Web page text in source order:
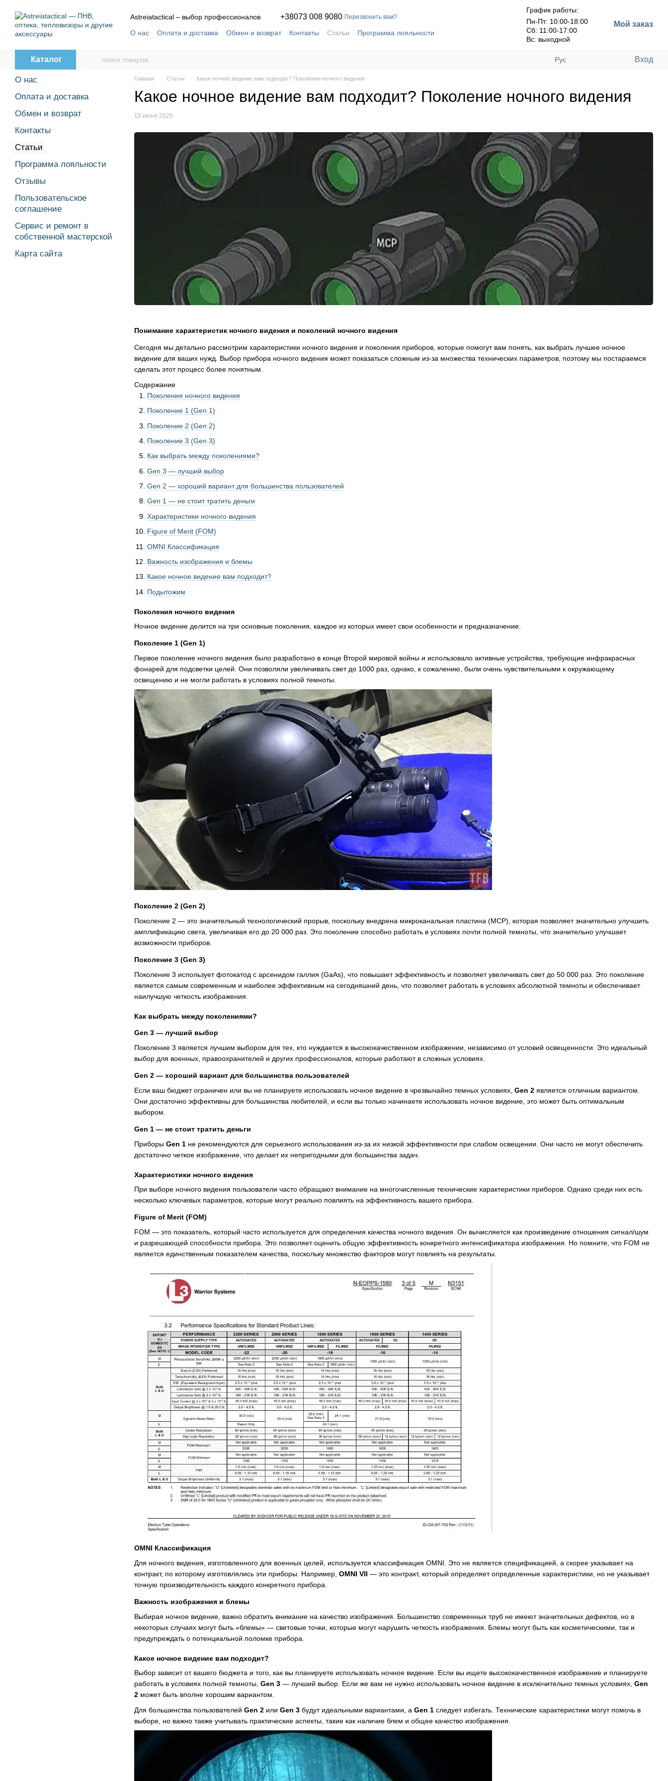
Astreiatactical – выбор профессионалов
+38073 008 9080 Перезвонить вам?
О нас Оплата и доставка Обмен и возврат Контакты Статьи
Программа лояльности
График работы:
Пн-Пт: 10:00-18:00
Сб: 11:00-17:00
Вс: выходной
Мой заказ
Каталог Рус Вход
Главная Статьи Какое ночное видение вам подходит? Поколение ночного видения
Какое ночное видение вам подходит? Поколение ночного видения
10 июня 2025
Понимание характеристик ночного видения и поколений ночного видения
Сегодня мы детально рассмотрим характеристики ночного видения и поколения приборов, которые помогут вам понять, как выбрать лучшее ночное
видение для ваших нужд. Выбор прибора ночного видения может показаться сложным из-за множества технических параметров, поэтому мы постараемся
сделать этот процесс более понятным.
Содержание
Поколения ночного видения
Поколение 1 (Gen 1)
Поколение 2 (Gen 2)
Поколение 3 (Gen 3)
Как выбрать между поколениями?
Gen 3 — лучший выбор
Gen 2 — хороший вариант для большинства пользователей
Gen 1 — не стоит тратить деньги
Характеристики ночного видения
Figure of Merit (FOM)
OMNI Классификация
Важность изображения и блемы
Какое ночное видение вам подходит?
Подытожим
Поколения ночного видения
Ночное видение делится на три основные поколения, каждое из которых имеет свои особенности и предназначение.
Поколение 1 (Gen 1)
Первое поколение ночного видения было разработано в конце Второй мировой войны и использовало активные устройства, требующие инфракрасных
фонарей для подсветки целей. Они позволяли увеличивать свет до 1000 раз, однако, к сожалению, были очень чувствительными к окружающему
освещению и не могли работать в условиях полной темноты.
Поколение 2 (Gen 2)
Поколение 2 — это значительный технологический прорыв, поскольку внедрена микроканальная пластина (MCP), которая позволяет значительно улучшить
амплификацию света, увеличивая его до 20 000 раз. Это поколение способно работать в условиях почти полной темноты, что значительно улучшает
возможности приборов.
Поколение 3 (Gen 3)
Поколение 3 использует фотокатод с арсенидом галлия (GaAs), что повышает эффективность и позволяет увеличивать свет до 50 000 раз. Это поколение
является самым современным и наиболее эффективным на сегодняшний день, что позволяет работать в условиях абсолютной темноты и обеспечивает
наилучшую четкость изображения.
Как выбрать между поколениями?
Gen 3 — лучший выбор
Поколение 3 является лучшим выбором для тех, кто нуждается в высококачественном изображении, независимо от условий освещенности. Это идеальный
выбор для военных, правоохранителей и других профессионалов, которые работают в сложных условиях.
Gen 2 — хороший вариант для большинства пользователей
Если ваш бюджет ограничен или вы не планируете использовать ночное видение в чрезвычайно темных условиях, Gen 2 является отличным вариантом.
Они достаточно эффективны для большинства любителей, и если вы только начинаете использовать ночное видение, это может быть оптимальным
выбором.
Gen 1 — не стоит тратить деньги
Приборы Gen 1 не рекомендуются для серьезного использования из-за их низкой эффективности при слабом освещении. Они часто не могут обеспечить
достаточно четкое изображение, что делает их непригодными для большинства задач.
Характеристики ночного видения
При выборе ночного видения пользователи часто обращают внимание на многочисленные технические характеристики приборов. Однако среди них есть
несколько ключевых параметров, которые могут реально повлиять на эффективность вашего прибора.
Figure of Merit (FOM)
FOM — это показатель, который часто используется для определения качества ночного видения. Он вычисляется как произведение отношения сигнал/шум
и разрешающей способности прибора. Это позволяет оценить общую эффективность конкретного интенсификатора изображения. Но помните, что FOM не
является единственным показателем качества, поскольку множество факторов могут повлиять на результаты.
OMNI Классификация
Для ночного видения, изготовленного для военных целей, используется классификация OMNI. Это не является спецификацией, а скорее указывает на
контракт, по которому изготовлялись эти приборы. Например, OMNI VII — это контракт, который определяет определенные характеристики, но не указывает
точную производительность каждого конкретного прибора.
Важность изображения и блемы
Выбирая ночное видение, важно обратить внимание на качество изображения. Большинство современных труб не имеют значительных дефектов, но в
некоторых случаях могут быть «блемы» — световые точки, которые могут нарушить четкость изображения. Блемы могут быть как косметическими, так и
предупреждать о потенциальной поломке прибора.
Какое ночное видение вам подходит?
Выбор зависит от вашего бюджета и того, как вы планируете использовать ночное видение. Если вы ищете высококачественное изображение и планируете
работать в условиях полной темноты, Gen 3 — лучший выбор. Если же вам не нужно использовать ночное видение в исключительно темных условиях, Gen
2 может быть вполне хорошим вариантом.
Для большинства пользователей Gen 2 или Gen 3 будут идеальными вариантами, а Gen 1 следует избегать. Технические характеристики могут помочь в
выборе, но важно также учитывать практические аспекты, такие как наличие блем и общее качество изображения.
О нас
Оплата и доставка
Обмен и возврат
Контакты
Статьи
Программа лояльности
Отзывы
Пользовательское
соглашение
Сервис и ремонт в
собственной мастерской
Карта сайта